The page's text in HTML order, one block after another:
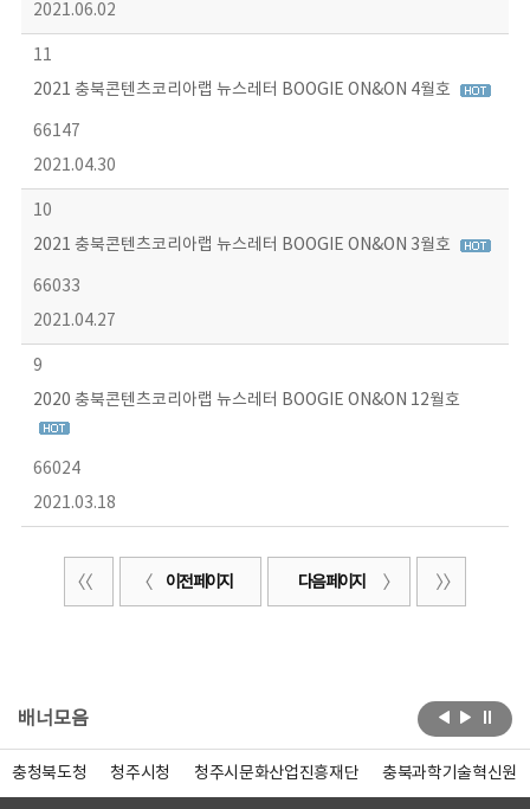
2021.06.02
11
2021 충북콘텐츠코리아랩 뉴스레터 BOOGIE ON&ON 4월호
66147
2021.04.30
10
2021 충북콘텐츠코리아랩 뉴스레터 BOOGIE ON&ON 3월호
66033
2021.04.27
9
2020 충북콘텐츠코리아랩 뉴스레터 BOOGIE ON&ON 12월호
66024
2021.03.18
이전 페이지 다음 페이지
배너모음
충청북도청 청주시청 청주시문화산업진흥재단 충북과학기술혁신원